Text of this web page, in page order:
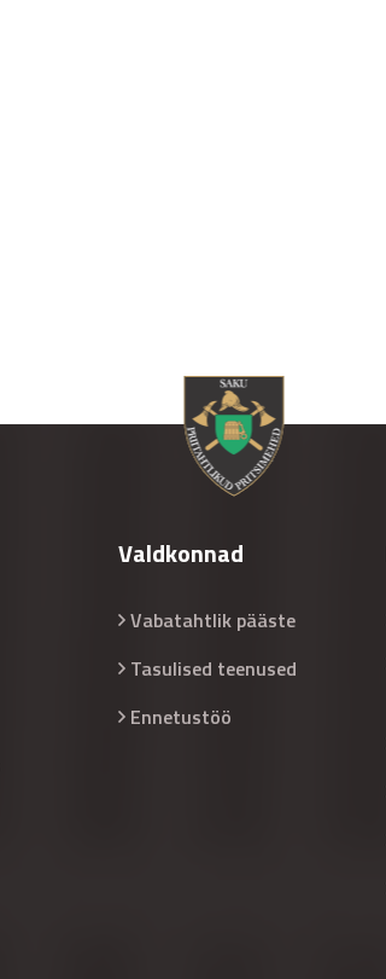
Valdkonnad
Vabatahtlik pääste
Tasulised teenused
Ennetustöö